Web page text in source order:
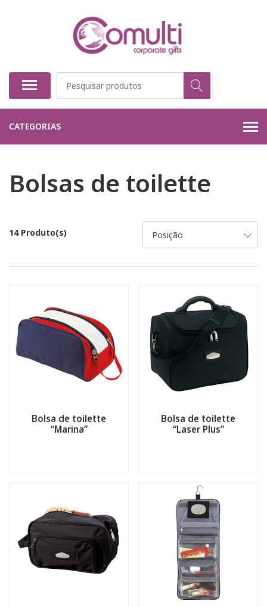
CATEGORIAS
Bolsas de toilette
14 Produto(s)
Bolsa de toilette
“Marina”
Bolsa de toilette
“Laser Plus”